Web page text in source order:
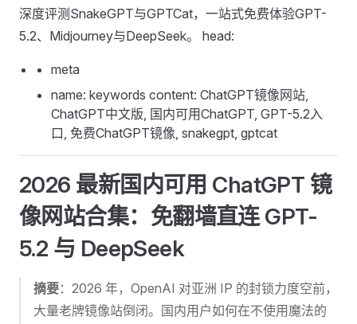
深度评测SnakeGPT与GPTCat，一站式免费体验GPT-
5.2、Midjourney与DeepSeek。 head:
meta
name: keywords content: ChatGPT镜像网站,
ChatGPT中文版, 国内可用ChatGPT, GPT-5.2入
口, 免费ChatGPT镜像, snakegpt, gptcat
2026 最新国内可用 ChatGPT 镜
像网站合集：免翻墙直连 GPT-
5.2 与 DeepSeek
摘要：2026 年，OpenAI 对亚洲 IP 的封锁力度空前，
大量老牌镜像站倒闭。国内用户如何在不使用魔法的